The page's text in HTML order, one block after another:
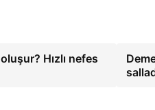
Hızlı nefes